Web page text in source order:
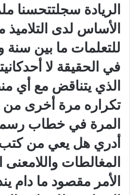
الريادة سجلتتحسنا
الأساس لدى التلاميذ
للتعلمات ما بين
في الحقيقة لا
الذي يتناقض مع أي
تكراره مرة أخرى
المرة في خطاب
أدري هل يعي من
المغالطات
الأمر مقصود ما دام